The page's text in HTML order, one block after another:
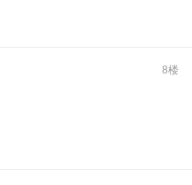
8楼